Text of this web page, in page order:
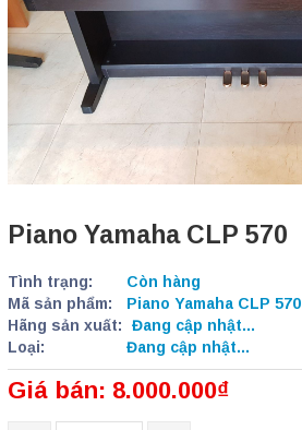
Piano Yamaha CLP 570
Tình trạng:
Còn hàng
Mã sản phẩm:
Piano Yamaha CLP 570
Hãng sản xuất:
Đang cập nhật...
Loại:
Đang cập nhật...
Giá bán: 8.000.000₫